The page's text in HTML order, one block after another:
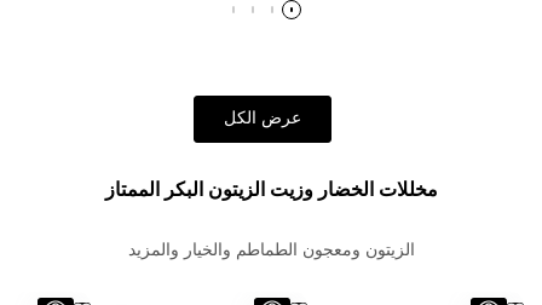
عرض الكل
مخللات الخضار وزيت الزيتون البكر الممتاز
الزيتون ومعجون الطماطم والخيار والمزيد